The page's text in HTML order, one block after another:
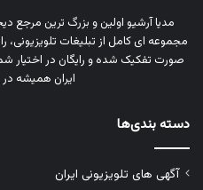
مدیا آرشیو اولین و بزرگ‌ ترین مرجع
مجموعه‌ ای کامل از تبلیغات تلویزیونی،
صورت تفکیک‌ شده و رایگان در اختیار
ایران همیشه
دسته بندی‌ها
آگهی های تلویزیونی ایران